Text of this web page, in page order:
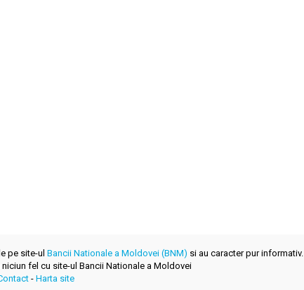
pe site-ul Bancii Nationale a Moldovei (BNM) si au caracter pur informativ.
fel cu site-ul Bancii Nationale a Moldovei
- Harta site